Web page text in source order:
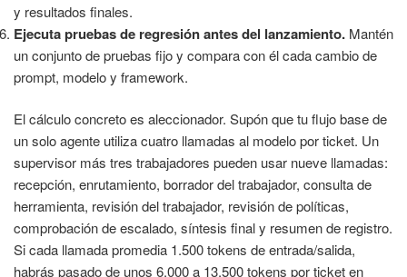
y resultados finales.
Ejecuta pruebas de regresión antes del lanzamiento. Mantén
un conjunto de pruebas fijo y compara con él cada cambio de
prompt, modelo y framework.
El cálculo concreto es aleccionador. Supón que tu flujo base de
un solo agente utiliza cuatro llamadas al modelo por ticket. Un
supervisor más tres trabajadores pueden usar nueve llamadas:
recepción, enrutamiento, borrador del trabajador, consulta de
herramienta, revisión del trabajador, revisión de políticas,
comprobación de escalado, síntesis final y resumen de registro.
Si cada llamada promedia 1.500 tokens de entrada/salida,
habrás pasado de unos 6.000 a 13.500 tokens por ticket en